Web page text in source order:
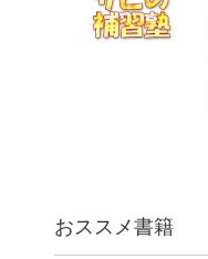
おススメ書籍